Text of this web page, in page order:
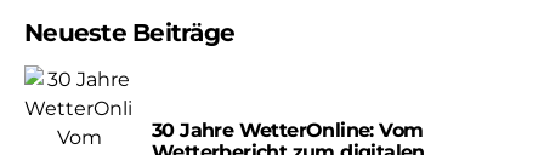
Neueste Beiträge
30 Jahre WetterOnline: Vom